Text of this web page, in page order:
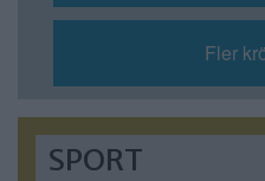
Fler
SPORT